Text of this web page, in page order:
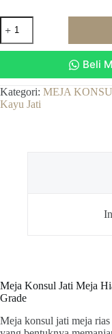
Kuantitas
Meja
Konsul
Hias
Kayu
Jati
Beli
Kategori: MEJA
Kayu Jati
Meja Konsul Jati Meja
Grade
Meja konsul jati meja rias